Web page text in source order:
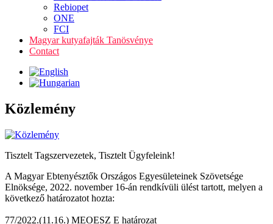
Rebiopet
ONE
FCI
Magyar kutyafajták Tanösvénye
Contact
Közlemény
Tisztelt Tagszervezetek, Tisztelt Ügyfeleink!
A Magyar Ebtenyésztők Országos Egyesületeinek Szövetsége
Elnöksége, 2022. november 16-án rendkívüli ülést tartott, melyen a
következő határozatot hozta:
77/2022.(11.16.) MEOESZ E határozat